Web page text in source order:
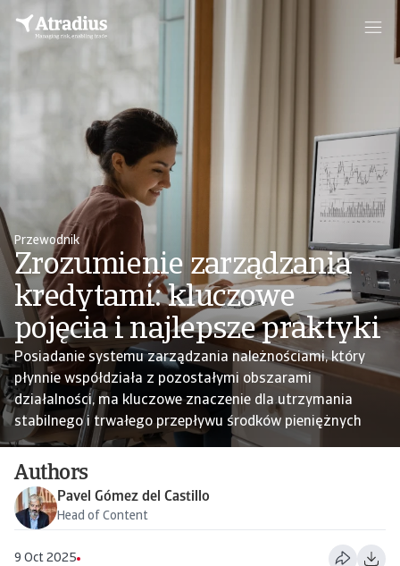
Przewodnik
Zrozumienie zarządzania
kredytami: kluczowe
pojęcia i najlepsze praktyki
Posiadanie systemu zarządzania należnościami, który
płynnie współdziała z pozostałymi obszarami
działalności, ma kluczowe znaczenie dla utrzymania
stabilnego i trwałego przepływu środków pieniężnych
Authors
Pavel Gómez del Castillo
Head of Content
9 Oct 2025